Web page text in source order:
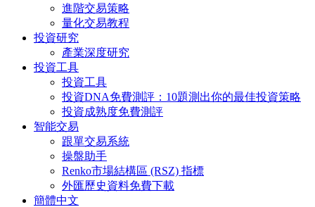
進階交易策略
量化交易教程
投資研究
產業深度研究
投資工具
投資工具
投資DNA免費測評：10題測出你的最佳投資策略
投資成熟度免費測評
智能交易
跟單交易系統
操盤助手
Renko市場結構區 (RSZ) 指標
外匯歷史資料免費下載
簡體中文